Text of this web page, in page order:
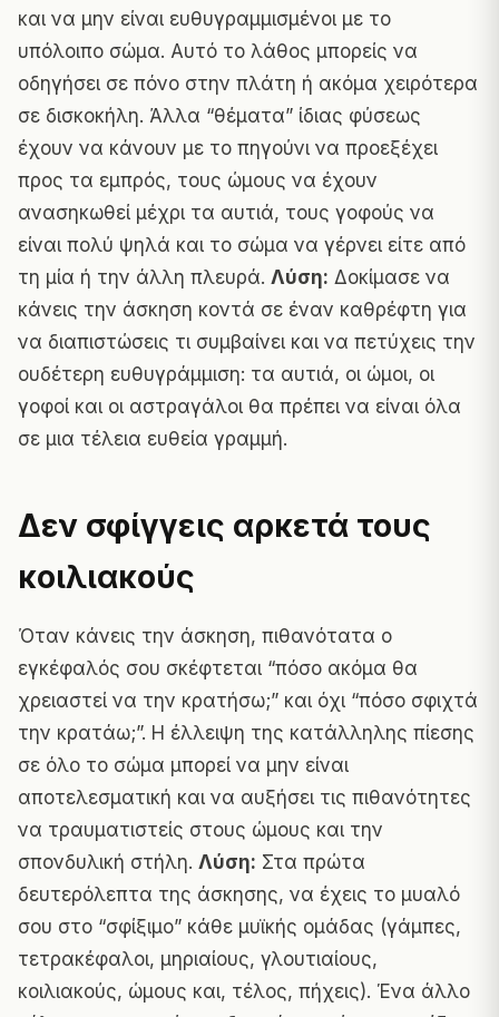
και να μην είναι ευθυγραμμισμένοι με το
υπόλοιπο σώμα. Αυτό το λάθος μπορείς να
οδηγήσει σε πόνο στην πλάτη ή ακόμα χειρότερα
σε δισκοκήλη. Άλλα “θέματα” ίδιας φύσεως
έχουν να κάνουν με το πηγούνι να προεξέχει
προς τα εμπρός, τους ώμους να έχουν
ανασηκωθεί μέχρι τα αυτιά, τους γοφούς να
είναι πολύ ψηλά και το σώμα να γέρνει είτε από
τη μία ή την άλλη πλευρά. Λύση: Δοκίμασε να
κάνεις την άσκηση κοντά σε έναν καθρέφτη για
να διαπιστώσεις τι συμβαίνει και να πετύχεις την
ουδέτερη ευθυγράμμιση: τα αυτιά, οι ώμοι, οι
γοφοί και οι αστραγάλοι θα πρέπει να είναι όλα
σε μια τέλεια ευθεία γραμμή.
Δεν σφίγγεις αρκετά τους
κοιλιακούς
Όταν κάνεις την άσκηση, πιθανότατα ο
εγκέφαλός σου σκέφτεται “πόσο ακόμα θα
χρειαστεί να την κρατήσω;” και όχι “πόσο σφιχτά
την κρατάω;”. Η έλλειψη της κατάλληλης πίεσης
σε όλο το σώμα μπορεί να μην είναι
αποτελεσματική και να αυξήσει τις πιθανότητες
να τραυματιστείς στους ώμους και την
σπονδυλική στήλη. Λύση: Στα πρώτα
δευτερόλεπτα της άσκησης, να έχεις το μυαλό
σου στο “σφίξιμο” κάθε μυϊκής ομάδας (γάμπες,
τετρακέφαλοι, μηριαίους, γλουτιαίους,
κοιλιακούς, ώμους και, τέλος, πήχεις). Ένα άλλο